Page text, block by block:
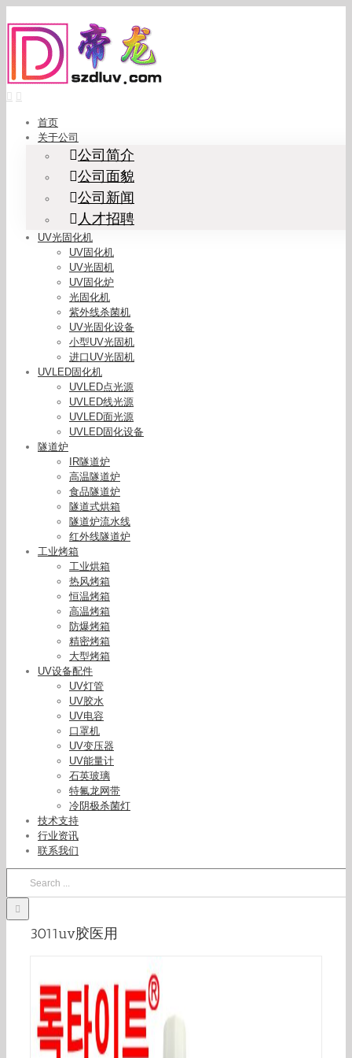
to
content
首页
关于公司
公司简介
公司面貌
公司新闻
人才招聘
UV光固化机
UV固化机
UV光固机
UV固化炉
光固化机
紫外线杀菌机
UV光固化设备
小型UV光固机
进口UV光固机
UVLED固化机
UVLED点光源
UVLED线光源
UVLED面光源
UVLED固化设备
隧道炉
IR隧道炉
高温隧道炉
食品隧道炉
隧道式烘箱
隧道炉流水线
红外线隧道炉
工业烤箱
工业烘箱
热风烤箱
恒温烤箱
高温烤箱
防爆烤箱
精密烤箱
大型烤箱
UV设备配件
UV灯管
UV胶水
UV电容
口罩机
UV变压器
UV能量计
石英玻璃
特氟龙网带
冷阴极杀菌灯
技术支持
行业资讯
联系我们
3011uv胶医用
..新诺泰3011胶水3011胶水UV紫外线固化胶医用无